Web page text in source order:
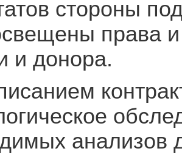
стороны
права
и донора.
анализов